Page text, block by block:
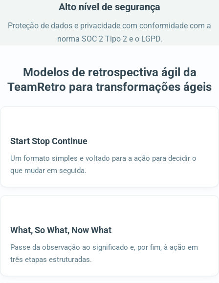
Alto nível de segurança
Proteção de dados e privacidade com conformidade com a
norma SOC 2 Tipo 2 e o LGPD.
Modelos de retrospectiva ágil da
TeamRetro para transformações ágeis
Start Stop Continue
Um formato simples e voltado para a ação para decidir o
que mudar em seguida.
What, So What, Now What
Passe da observação ao significado e, por fim, à ação em
três etapas estruturadas.